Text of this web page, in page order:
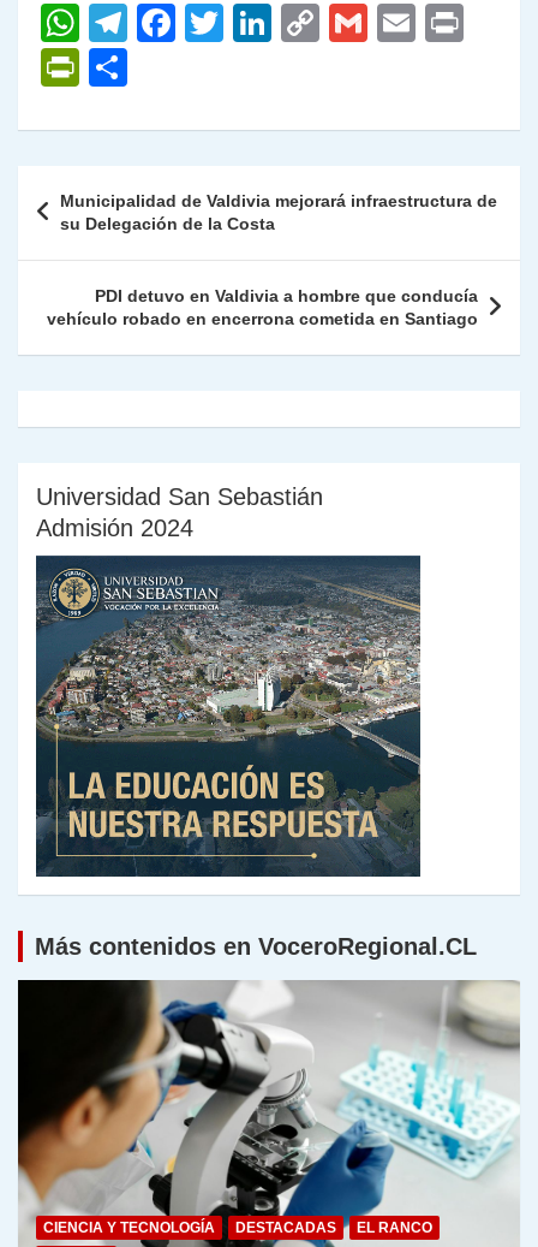
W
h
at
s
p
p
T
gr
m
F
e
o
o
k
T
er
Li
e
n
C
y
n
k
G
l
E
l
P
nt
Fr
ie
n
dl
y
m
p
ar
tir
de
entradas
Municipalidad de Valdivia mejorará infraestructura de
su Delegación de la Costa
PDI detuvo en Valdivia a hombre que conducía
vehículo robado en encerrona cometida en Santiago
Universidad San Sebastián
Admisión 2024
Más contenidos en VoceroRegional.CL
CIENCIA Y TECNOLOGÍA DESTACADAS
EL RANCO